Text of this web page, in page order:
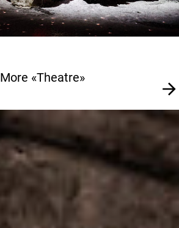
More «Theatre»